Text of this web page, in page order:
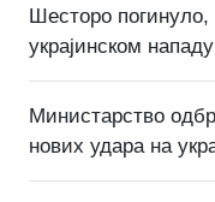
Шесторо погинуло,
украјинском
Министарство
нових удара на